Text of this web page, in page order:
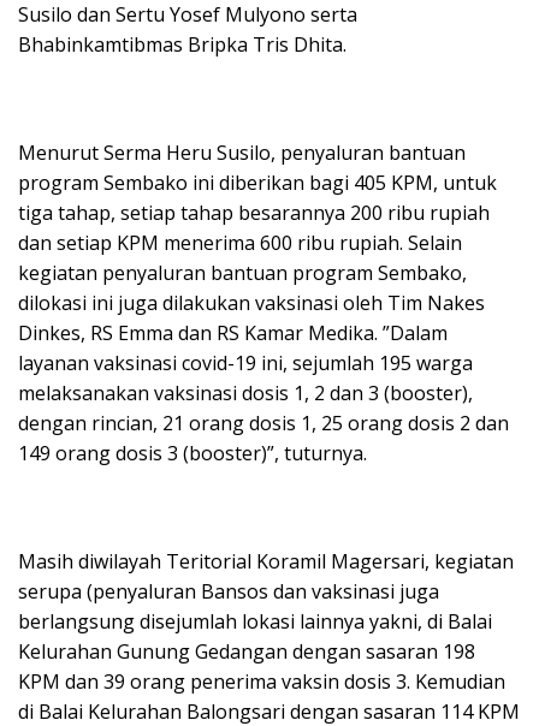
Susilo dan Sertu Yosef Mulyono serta
Bhabinkamtibmas Bripka Tris Dhita.
Menurut Serma Heru Susilo, penyaluran bantuan
program Sembako ini diberikan bagi 405 KPM, untuk
tiga tahap, setiap tahap besarannya 200 ribu rupiah
dan setiap KPM menerima 600 ribu rupiah. Selain
kegiatan penyaluran bantuan program Sembako,
dilokasi ini juga dilakukan vaksinasi oleh Tim Nakes
Dinkes, RS Emma dan RS Kamar Medika. ”Dalam
layanan vaksinasi covid-19 ini, sejumlah 195 warga
melaksanakan vaksinasi dosis 1, 2 dan 3 (booster),
dengan rincian, 21 orang dosis 1, 25 orang dosis 2 dan
149 orang dosis 3 (booster)”, tuturnya.
Masih diwilayah Teritorial Koramil Magersari, kegiatan
serupa (penyaluran Bansos dan vaksinasi juga
berlangsung disejumlah lokasi lainnya yakni, di Balai
Kelurahan Gunung Gedangan dengan sasaran 198
KPM dan 39 orang penerima vaksin dosis 3. Kemudian
di Balai Kelurahan Balongsari dengan sasaran 114 KPM